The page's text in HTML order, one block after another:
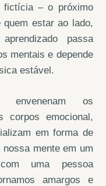
fictícia – o próximo
estar ao lado,
passa
mentais e depende
estável.
envenenam os
corpos emocional,
em forma de
mente em um
uma pessoa
amargos e